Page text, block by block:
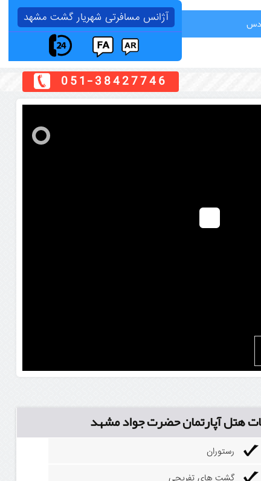
آژانس مسافرتی شهریار گشت مشهد
051-38427746
هتل آپارتمان حضرت جواد مشهد
رستوران
گشت های تفریحی